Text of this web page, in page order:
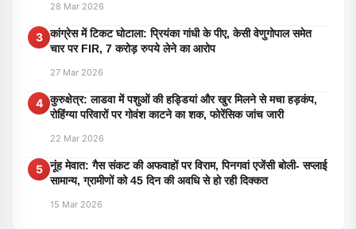
28 Mar 2026
3 कांग्रेस में टिकट घोटाला: प्रियंका गांधी के पीए, केसी वेणुगोपाल समेत
चार पर FIR, 7 करोड़ रुपये लेने का आरोप
27 Mar 2026
4 कुरुक्षेत्र: लाडवा में पशुओं की हड्डियां और खुर मिलने से मचा हड़कंप,
रोहिंग्या परिवारों पर गोवंश काटने का शक, फोरेंसिक जांच जारी
22 Mar 2026
5 नूंह मेवात: गैस संकट की अफवाहों पर विराम, पिनगवां एजेंसी बोली- सप्लाई
सामान्य, ग्रामीणों को 45 दिन की अवधि से हो रही दिक्कत
15 Mar 2026